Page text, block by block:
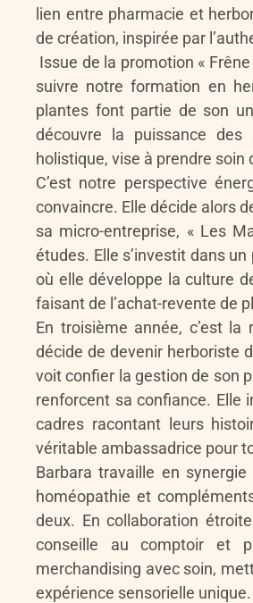
lien entre pharmacie et
de création, inspirée par
Issue de la promotion «
suivre notre formation en
plantes font partie de son
découvre la puissance des
holistique, vise à prendre
C’est notre perspective
convaincre. Elle décide alors
sa micro-entreprise, « Les
études. Elle s’investit dans
où elle développe la culture
faisant de l’achat-revente de
En troisième année, c’est
décide de devenir herboriste
voit confier la gestion de son
renforcent sa confiance. Elle
cadres racontant leurs
véritable ambassadrice pour
Barbara travaille en
homéopathie et
deux. En collaboration
conseille au comptoir et
merchandising avec soin,
expérience sensorielle unique.